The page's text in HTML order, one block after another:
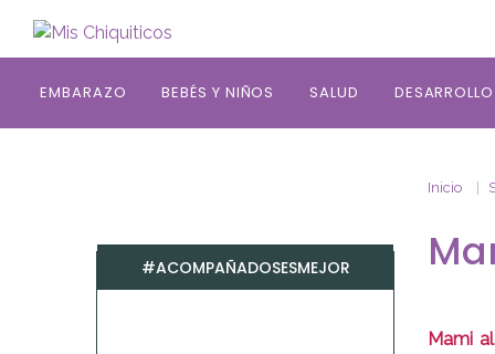
EMBARAZO BEBÉS Y NIÑOS SALUD DESARROLLO
Inicio
Mami
#ACOMPAÑADOSESMEJOR